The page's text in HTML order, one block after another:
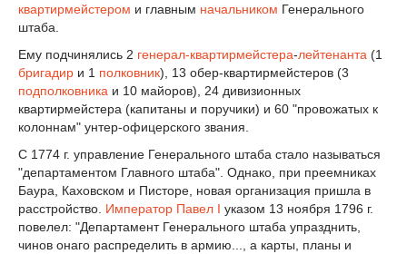
квартирмейстером и главным начальником Генерального
штаба.
Ему подчинялись 2 генерал-квартирмейстера-лейтенанта (1
бригадир и 1 полковник), 13 обер-квартирмейстеров (3
подполковника и 10 майоров), 24 дивизионных
квартирмейстера (капитаны и поручики) и 60 "провожатых к
колоннам" унтер-офицерского звания.
С 1774 г. управление Генерального штаба стало называться
"департаментом Главного штаба". Однако, при преемниках
Баура, Каховском и Писторе, новая организация пришла в
расстройство. Император Павел I указом 13 ноября 1796 г.
повелел: "Департамент Генерального штаба упразднить,
чинов онаго распределить в армию..., а карты, планы и